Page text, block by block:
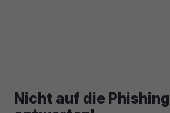
Nicht auf die